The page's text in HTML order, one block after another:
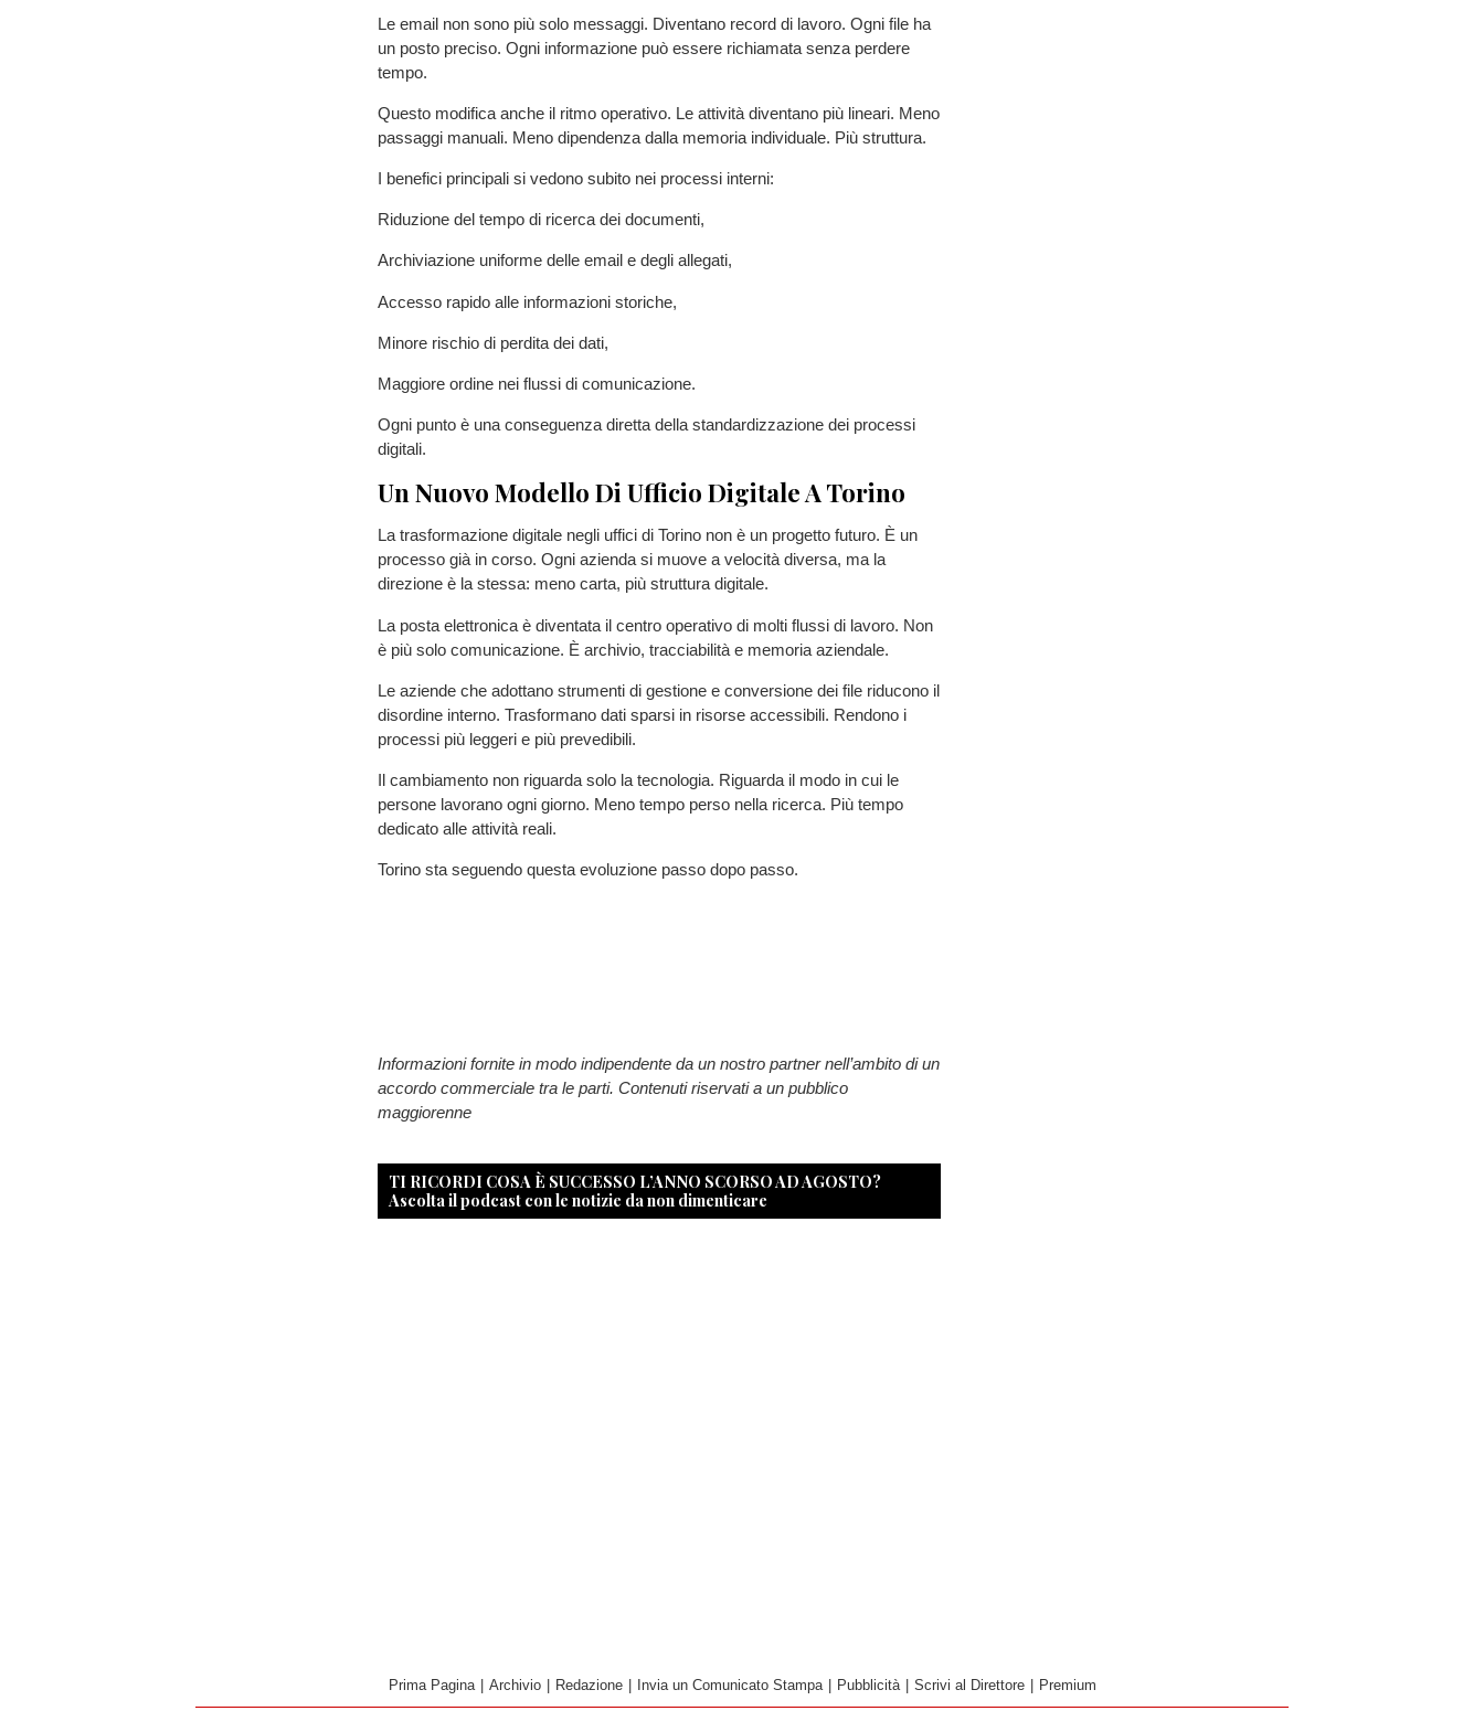
Le email non sono più solo messaggi. Diventano record di lavoro. Ogni file ha
un posto preciso. Ogni informazione può essere richiamata senza perdere
tempo.
Questo modifica anche il ritmo operativo. Le attività diventano più lineari. Meno
passaggi manuali. Meno dipendenza dalla memoria individuale. Più struttura.
I benefici principali si vedono subito nei processi interni:
Riduzione del tempo di ricerca dei documenti,
Archiviazione uniforme delle email e degli allegati,
Accesso rapido alle informazioni storiche,
Minore rischio di perdita dei dati,
Maggiore ordine nei flussi di comunicazione.
Ogni punto è una conseguenza diretta della standardizzazione dei processi
digitali.
Un Nuovo Modello Di Ufficio Digitale A Torino
La trasformazione digitale negli uffici di Torino non è un progetto futuro. È un
processo già in corso. Ogni azienda si muove a velocità diversa, ma la
direzione è la stessa: meno carta, più struttura digitale.
La posta elettronica è diventata il centro operativo di molti flussi di lavoro. Non
è più solo comunicazione. È archivio, tracciabilità e memoria aziendale.
Le aziende che adottano strumenti di gestione e conversione dei file riducono il
disordine interno. Trasformano dati sparsi in risorse accessibili. Rendono i
processi più leggeri e più prevedibili.
Il cambiamento non riguarda solo la tecnologia. Riguarda il modo in cui le
persone lavorano ogni giorno. Meno tempo perso nella ricerca. Più tempo
dedicato alle attività reali.
Torino sta seguendo questa evoluzione passo dopo passo.
Informazioni fornite in modo indipendente da un nostro partner nell’ambito di un
accordo commerciale tra le parti. Contenuti riservati a un pubblico
maggiorenne
TI RICORDI COSA È SUCCESSO L’ANNO SCORSO AD AGOSTO?
Ascolta il podcast con le notizie da non dimenticare
Prima Pagina Archivio Redazione Invia un Comunicato Stampa Pubblicità Scrivi al Direttore Premium